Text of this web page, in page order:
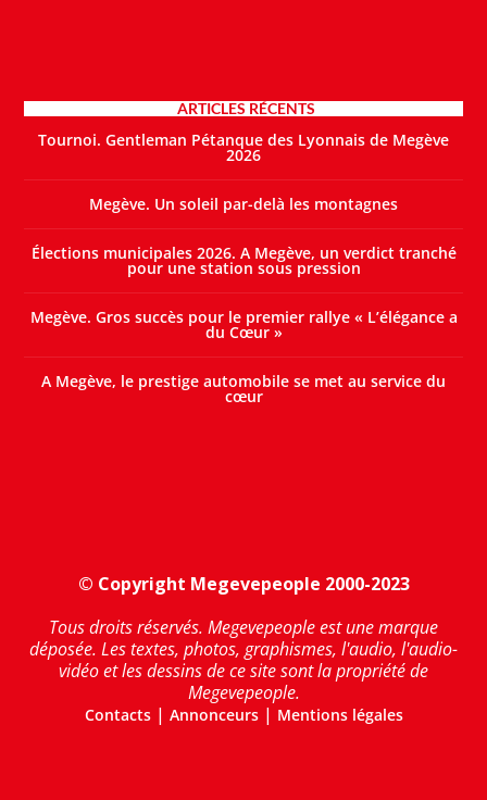
ARTICLES RÉCENTS
Tournoi. Gentleman Pétanque des Lyonnais de Megève
2026
Megève. Un soleil par-delà les montagnes
Élections municipales 2026. A Megève, un verdict tranché
pour une station sous pression
Megève. Gros succès pour le premier rallye « L’élégance a
du Cœur »
A Megève, le prestige automobile se met au service du
cœur
© Copyright Megevepeople 2000-2023
Tous droits réservés. Megevepeople est une marque
déposée. Les textes, photos, graphismes, l'audio, l'audio-
vidéo et les dessins de ce site sont la propriété de
Megevepeople.
Contacts| Annonceurs| Mentions légales